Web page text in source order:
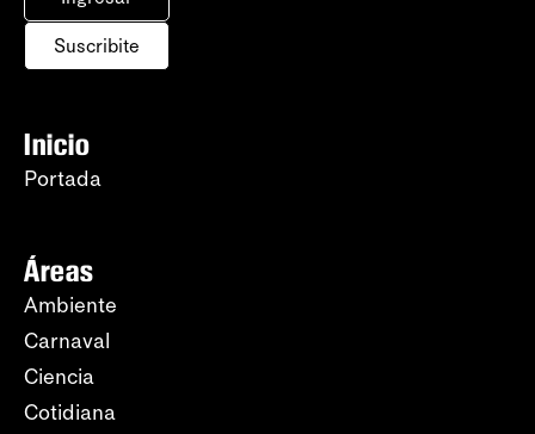
Suscribite
Inicio
Portada
Áreas
Ambiente
Carnaval
Ciencia
Cotidiana